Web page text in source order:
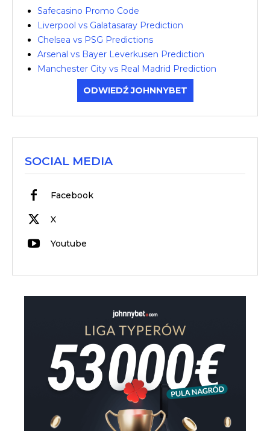
Safecasino Promo Code
Liverpool vs Galatasaray Prediction
Chelsea vs PSG Predictions
Arsenal vs Bayer Leverkusen Prediction
Manchester City vs Real Madrid Prediction
ODWIEDŹ JOHNNYBET
SOCIAL MEDIA
Facebook
X
Youtube